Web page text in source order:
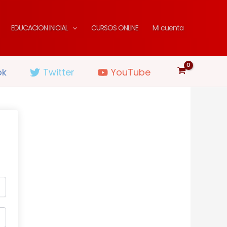
EDUCACION INICIAL CURSOS ONLINE Mi cuenta
Twitter YouTube